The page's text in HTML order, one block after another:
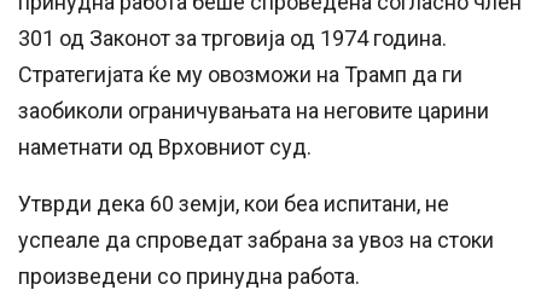
301 од Законот за трговија од 1974 година.
Стратегијата ќе му овозможи на Трамп да ги
заобиколи ограничувањата на неговите царини
наметнати од Врховниот суд.
Утврди дека 60 земји, кои беа испитани, не
успеале да спроведат забрана за увоз на стоки
произведени со принудна работа.